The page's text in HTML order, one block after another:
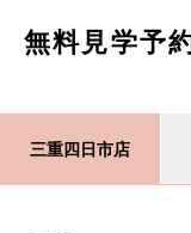
無料見学予
三重四日市店